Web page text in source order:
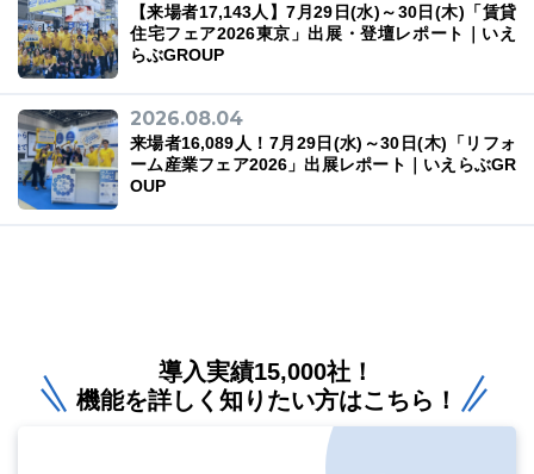
【来場者17,143人】7月29日(水)～30日(木)「賃貸
住宅フェア2026東京」出展・登壇レポート｜いえ
らぶGROUP
2026.08.04
来場者16,089人！7月29日(水)～30日(木)「リフォ
ーム産業フェア2026」出展レポート｜いえらぶGR
OUP
導入実績15,000社！
機能を詳しく知りたい方はこちら！